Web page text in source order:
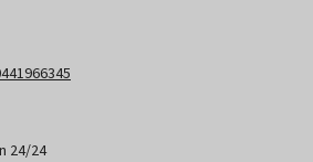
24/24